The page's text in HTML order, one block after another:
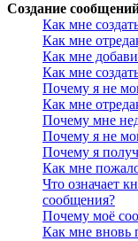
Создание
Как мне
Как мне
Как мне
Как мне
Почему я не
Как мне
Почему мне
Почему я не
Почему я
Как мне
Что означает
сообщения?
Почему моё
Как мне вновь